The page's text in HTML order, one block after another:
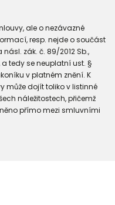
ale o nezávazné
resp. nejde o součást
zák. č. 89/2012 Sb.,
tedy se neuplatní ust. §
v platném znění. K
může dojít toliko v listinné
náležitostech, přičemž
přímo mezi smluvními